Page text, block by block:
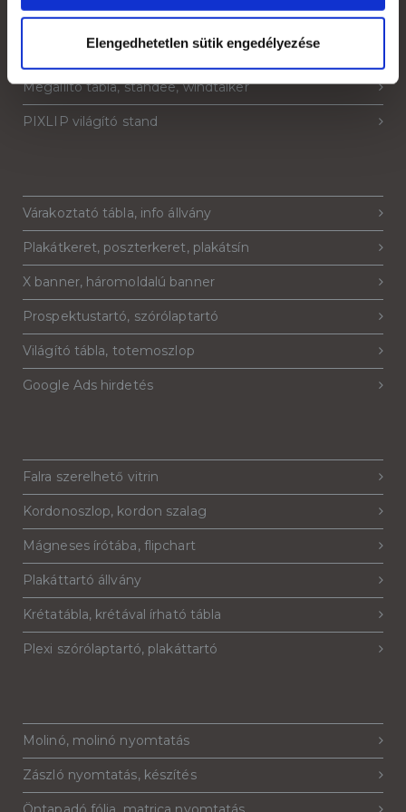
Elengedhetetlen sütik engedélyezése
Strandzászló, beach flag, zászlófüzér
Sajtófal, pop-up fal, háttérfal
Megállító tábla, standee, windtalker
PIXLIP világító stand
Várakoztató tábla, info állvány
Plakátkeret, poszterkeret, plakátsín
X banner, háromoldalú banner
Prospektustartó, szórólaptartó
Világító tábla, totemoszlop
Google Ads hirdetés
Falra szerelhető vitrin
Kordonoszlop, kordon szalag
Mágneses írótába, flipchart
Plakáttartó állvány
Krétatábla, krétával írható tábla
Plexi szórólaptartó, plakáttartó
Molinó, molinó nyomtatás
Zászló nyomtatás, készítés